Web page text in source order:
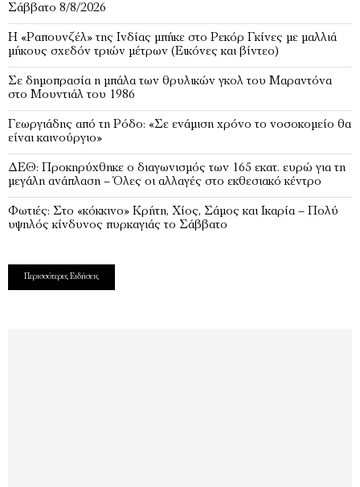
Σάββατο 8/8/2026
Η «Ραπουνζέλ» της Ινδίας μπήκε στο Ρεκόρ Γκίνες με μαλλιά
μήκους σχεδόν τριών μέτρων (Εικόνες και βίντεο)
Σε δημοπρασία η μπάλα των θρυλικών γκολ του Μαραντόνα
στο Μουντιάλ του 1986
Γεωργιάδης από τη Ρόδο: «Σε ενάμιση χρόνο το νοσοκομείο θα
είναι καινούργιο»
ΔΕΘ: Προκηρύχθηκε ο διαγωνισμός των 165 εκατ. ευρώ για τη
μεγάλη ανάπλαση – Όλες οι αλλαγές στο εκθεσιακό κέντρο
Φωτιές: Στο «κόκκινο» Κρήτη, Χίος, Σάμος και Ικαρία – Πολύ
υψηλός κίνδυνος πυρκαγιάς το Σάββατο
Περισσότερες Ειδήσεις